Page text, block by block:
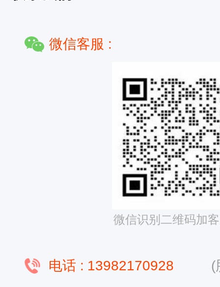
微信客服 :
微信识别二维码加
电话 : 13982170928 (